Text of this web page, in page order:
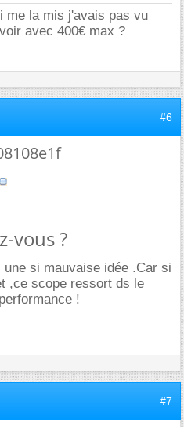
me la mis j'avais pas vu
avec 400€ max ?
#6
vous ?
si mauvaise idée .Car si
,ce scope ressort ds le
!
#7